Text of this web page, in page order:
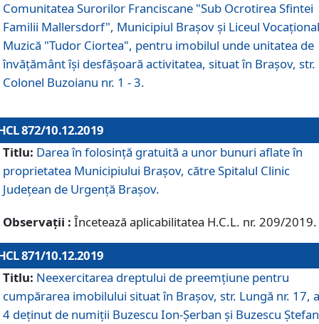
Comunitatea Surorilor Franciscane "Sub Ocrotirea Sfintei
Familii Mallersdorf", Municipiul Braşov şi Liceul
Muzică "Tudor Ciortea", pentru imobilul unde unitatea de
învățământ îşi desfăşoară activitatea, situat în Braşov, str.
Colonel Buzoianu nr. 1 - 3.
872/10.12.2019
Titlu: Darea în folosinţă gratuită a unor bunuri aflate în
proprietatea Municipiului Braşov, către Spitalul Clinic
Judeţean de Urgenţă Braşov.
Observații : Încetează aplicabilitatea H.C.L. nr. 209/2019.
871/10.12.2019
Titlu: Neexercitarea dreptului de preemţiune pentru
cumpărarea imobilului situat în Braşov, str. Lungă nr. 17,
4 deţinut de numiţii Buzescu Ion-Şerban și Buzescu